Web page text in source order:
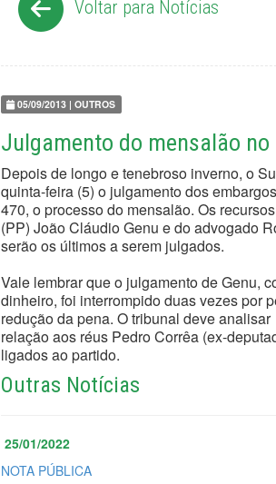
Voltar para Notícias
05/09/2013 | OUTROS
Julgamento do mensalão
Depois de longo e tenebroso inverno, o
quinta-feira (5) o julgamento dos
470, o processo do mensalão. Os
(PP) João Cláudio Genu e do advogado
serão os últimos a serem julgados.
Vale lembrar que o julgamento de Genu,
dinheiro, foi interrompido duas vezes por
redução da pena. O tribunal deve
relação aos réus Pedro Corrêa (ex-
ligados ao partido.
Outras Notícias
25/01/2022
NOTA PÚBLICA